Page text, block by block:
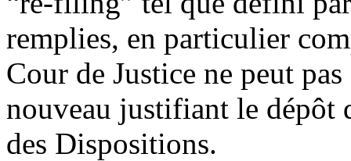
remplies, en particulier
Cour de Justice ne peut
nouveau justifiant le dépôt
des Dispositions.